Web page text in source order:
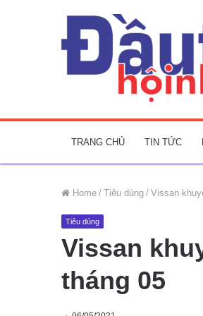
TRANG CHỦ TIN TỨC
Home / Tiêu dùng / Vissan
Tiêu dùng
Vissan
tháng 05